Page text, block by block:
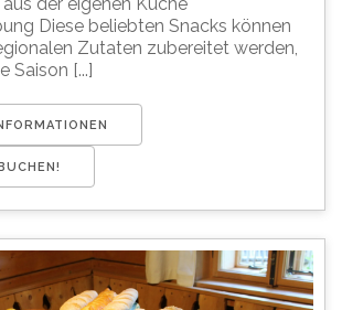
Diese beliebten Snacks können
Zutaten zubereitet werden,
Saison [...]